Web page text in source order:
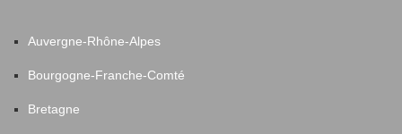
Auvergne-Rhône-Alpes
Bourgogne-Franche-Comté
Bretagne